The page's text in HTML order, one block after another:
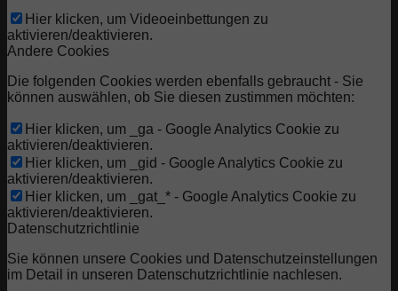
Hier klicken, um Videoeinbettungen zu
aktivieren/deaktivieren.
Andere Cookies
Die folgenden Cookies werden ebenfalls gebraucht - Sie
können auswählen, ob Sie diesen zustimmen möchten:
Hier klicken, um _ga - Google Analytics Cookie zu
aktivieren/deaktivieren.
Hier klicken, um _gid - Google Analytics Cookie zu
aktivieren/deaktivieren.
Hier klicken, um _gat_* - Google Analytics Cookie zu
aktivieren/deaktivieren.
Datenschutzrichtlinie
Sie können unsere Cookies und Datenschutzeinstellungen
im Detail in unseren Datenschutzrichtlinie nachlesen.